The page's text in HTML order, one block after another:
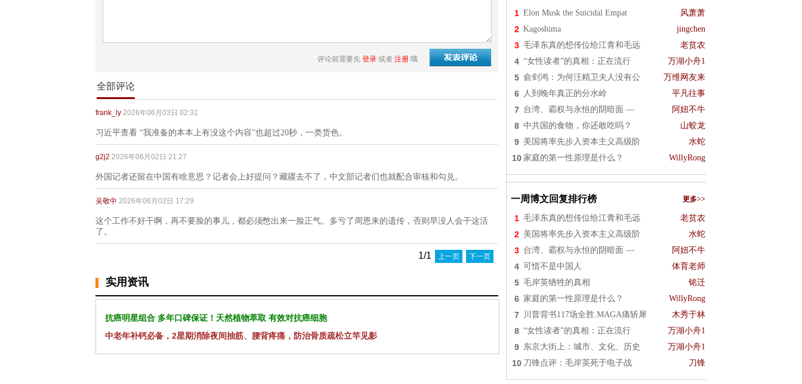
评论前需要先 登录 或者 注册 哦
全部评论
frank_ly 2026年06月03日 02:31
习近平查看 “我准备的本本上有没这个内容”也超过20秒，一类货色。
g2j2 2026年06月02日 21:27
外国记者还留在中国有啥意思？记者会上好提问？藏疆去不了，中文部记者们也就配合审核和勾兑。
吴敬中 2026年06月02日 17:29
这个工作不好干啊，再不要脸的事儿，都必须憋出来一脸正气。多亏了周恩来的遗传，否则早没人会干这活
了。
1/1 上一页 下一页
实用资讯
抗癌明星组合 多年口碑保证！天然植物萃取 有效对抗癌细胞
中老年补钙必备，2星期消除夜间抽筋、腰背疼痛，防治骨质疏松立竿见影
1 Elon Musk the Suicidal Empat 风萧萧
2 Kagoshima jingchen
3 毛泽东真的想传位给江青和毛远 老贫农
4 “女性读者”的真相：正在流行 万湖小舟1
5 俞剑鸿：为何汪精卫夫人没有公 万维网友来
6 人到晚年真正的分水岭 平凡往事
7 台湾、霸权与永恒的阴暗面 — 阿妞不牛
8 中共国的食物，你还敢吃吗？ 山蛟龙
9 美国将率先步入资本主义高级阶 水蛇
10 家庭的第一性原理是什么？ WillyRong
一周博文回复排行榜 更多>>
1 毛泽东真的想传位给江青和毛远 老贫农
2 美国将率先步入资本主义高级阶 水蛇
3 台湾、霸权与永恒的阴暗面 — 阿妞不牛
4 可惜不是中国人 体育老师
5 毛岸英牺牲的真相 铭迁
6 家庭的第一性原理是什么？ WillyRong
7 川普背书117场全胜.MAGA痛斩犀 木秀于林
8 “女性读者”的真相：正在流行 万湖小舟1
9 东京大街上：城市、文化、历史 万湖小舟1
10 刀锋点评：毛岸英死于电子战 刀锋